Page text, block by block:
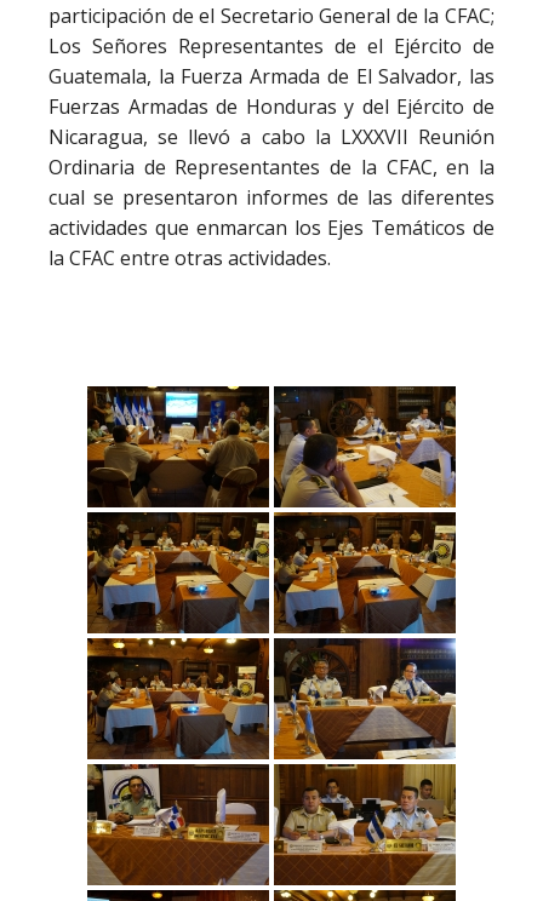
participación de el Secretario General de la CFAC;
Los Señores Representantes de el Ejército de
Guatemala, la Fuerza Armada de El Salvador, las
Fuerzas Armadas de Honduras y del Ejército de
Nicaragua, se llevó a cabo la LXXXVII Reunión
Ordinaria de Representantes de la CFAC, en la
cual se presentaron informes de las diferentes
actividades que enmarcan los Ejes Temáticos de
la CFAC entre otras actividades.